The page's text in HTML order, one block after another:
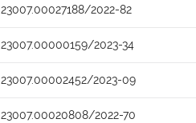
23007.00027188/2022-82
23007.00000159/2023-34
23007.00002452/2023-09
23007.00020808/2022-70